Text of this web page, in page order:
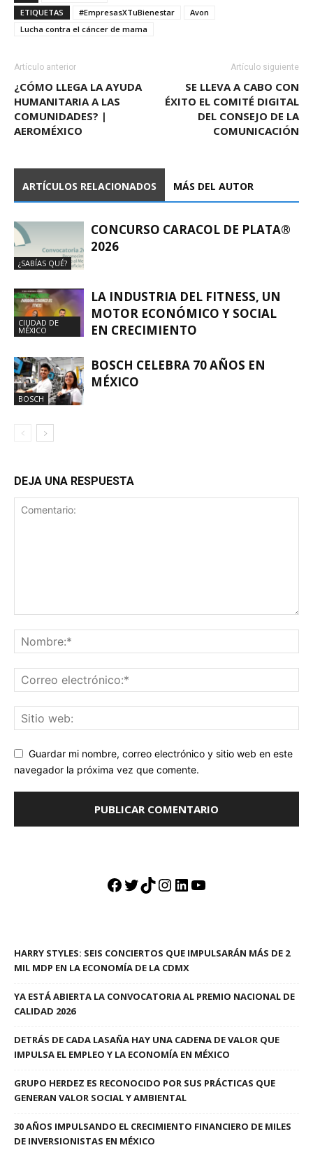
ETIQUETAS
#EmpresasXTuBienestar
Avon
Lucha contra el cáncer de mama
Artículo anterior
¿CÓMO LLEGA LA AYUDA
HUMANITARIA A LAS
COMUNIDADES? |
AEROMÉXICO
Artículo siguiente
SE LLEVA A CABO CON
ÉXITO EL COMITÉ DIGITAL
DEL CONSEJO DE LA
COMUNICACIÓN
ARTÍCULOS RELACIONADOS MÁS DEL AUTOR
¿SABÍAS QUÉ?
CONCURSO CARACOL DE PLATA®
2026
CIUDAD DE
MÉXICO
LA INDUSTRIA DEL FITNESS, UN
MOTOR ECONÓMICO Y SOCIAL
EN CRECIMIENTO
BOSCH
BOSCH CELEBRA 70 AÑOS EN
MÉXICO
DEJA UNA RESPUESTA
Guardar mi nombre, correo electrónico y sitio web en este
navegador la próxima vez que comente.
Facebook
Twitter
TikTok
Instagram
LinkedIn
YouTube
HARRY STYLES: SEIS CONCIERTOS QUE IMPULSARÁN MÁS DE 2
MIL MDP EN LA ECONOMÍA DE LA CDMX
YA ESTÁ ABIERTA LA CONVOCATORIA AL PREMIO NACIONAL DE
CALIDAD 2026
DETRÁS DE CADA LASAÑA HAY UNA CADENA DE VALOR QUE
IMPULSA EL EMPLEO Y LA ECONOMÍA EN MÉXICO
GRUPO HERDEZ ES RECONOCIDO POR SUS PRÁCTICAS QUE
GENERAN VALOR SOCIAL Y AMBIENTAL
30 AÑOS IMPULSANDO EL CRECIMIENTO FINANCIERO DE MILES
DE INVERSIONISTAS EN MÉXICO